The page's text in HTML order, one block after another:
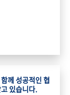
께 성공적인 협
있습니다.